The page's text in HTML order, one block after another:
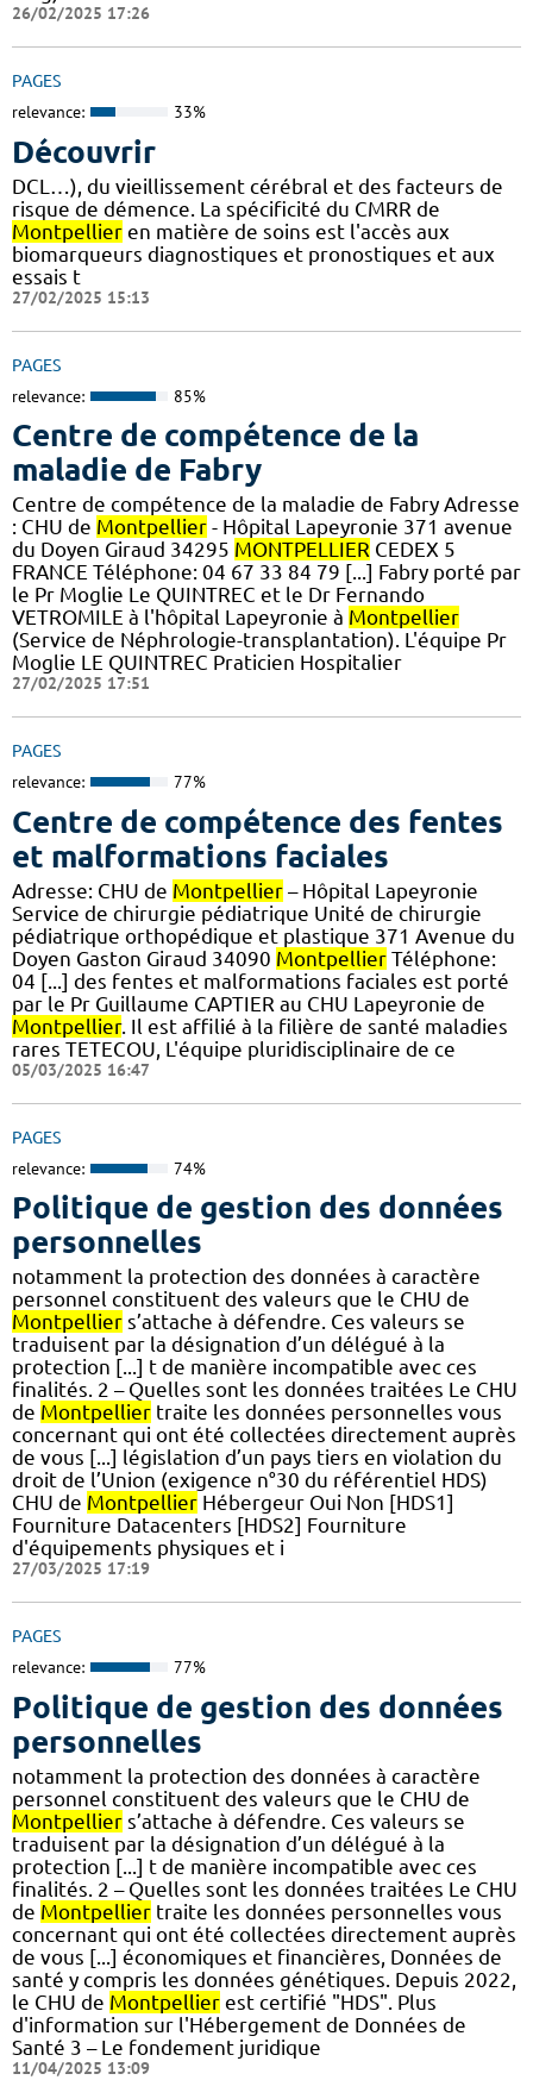
26/02/2025 17:26
PAGES
relevance: 33%
Découvrir
DCL…), du vieillissement cérébral et des facteurs de
risque de démence. La spécificité du CMRR de
Montpellier en matière de soins est l'accès aux
biomarqueurs diagnostiques et pronostiques et aux
essais t
27/02/2025 15:13
PAGES
relevance: 85%
Centre de compétence de la
maladie de Fabry
Centre de compétence de la maladie de Fabry Adresse
: CHU de Montpellier - Hôpital Lapeyronie 371 avenue
du Doyen Giraud 34295 MONTPELLIER CEDEX 5
FRANCE Téléphone: 04 67 33 84 79 [...] Fabry porté par
le Pr Moglie Le QUINTREC et le Dr Fernando
VETROMILE à l'hôpital Lapeyronie à Montpellier
(Service de Néphrologie-transplantation). L'équipe Pr
Moglie LE QUINTREC Praticien Hospitalier
27/02/2025 17:51
PAGES
relevance: 77%
Centre de compétence des fentes
et malformations faciales
Adresse: CHU de Montpellier – Hôpital Lapeyronie
Service de chirurgie pédiatrique Unité de chirurgie
pédiatrique orthopédique et plastique 371 Avenue du
Doyen Gaston Giraud 34090 Montpellier Téléphone:
04 [...] des fentes et malformations faciales est porté
par le Pr Guillaume CAPTIER au CHU Lapeyronie de
Montpellier. Il est affilié à la filière de santé maladies
rares TETECOU, L'équipe pluridisciplinaire de ce
05/03/2025 16:47
PAGES
relevance: 74%
Politique de gestion des données
personnelles
notamment la protection des données à caractère
personnel constituent des valeurs que le CHU de
Montpellier s’attache à défendre. Ces valeurs se
traduisent par la désignation d’un délégué à la
protection [...] t de manière incompatible avec ces
finalités. 2 – Quelles sont les données traitées Le CHU
de Montpellier traite les données personnelles vous
concernant qui ont été collectées directement auprès
de vous [...] législation d’un pays tiers en violation du
droit de l’Union (exigence n°30 du référentiel HDS)
CHU de Montpellier Hébergeur Oui Non [HDS1]
Fourniture Datacenters [HDS2] Fourniture
d'équipements physiques et i
27/03/2025 17:19
PAGES
relevance: 77%
Politique de gestion des données
personnelles
notamment la protection des données à caractère
personnel constituent des valeurs que le CHU de
Montpellier s’attache à défendre. Ces valeurs se
traduisent par la désignation d’un délégué à la
protection [...] t de manière incompatible avec ces
finalités. 2 – Quelles sont les données traitées Le CHU
de Montpellier traite les données personnelles vous
concernant qui ont été collectées directement auprès
de vous [...] économiques et financières, Données de
santé y compris les données génétiques. Depuis 2022,
le CHU de Montpellier est certifié "HDS". Plus
d'information sur l'Hébergement de Données de
Santé 3 – Le fondement juridique
11/04/2025 13:09